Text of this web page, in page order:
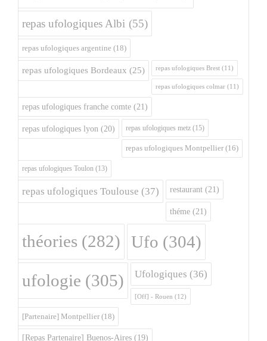
repas ufologiques Albi (55)
repas ufologiques argentine (18)
repas ufologiques Bordeaux (25) repas ufologiques Brest (11)
repas ufologiques colmar (11)
repas ufologiques franche comte (21)
repas ufologiques lyon (20) repas ufologiques metz (15)
repas ufologiques Montpellier (16)
repas ufologiques Toulon (13)
repas ufologiques Toulouse (37) restaurant (21)
théme (21)
théories (282) Ufo (304)
ufologie (305) Ufologiques (36)
[Off] - Rouen (12)
[Partenaire] Montpellier (18)
[Repas Partenaire] Buenos-Aires (19)